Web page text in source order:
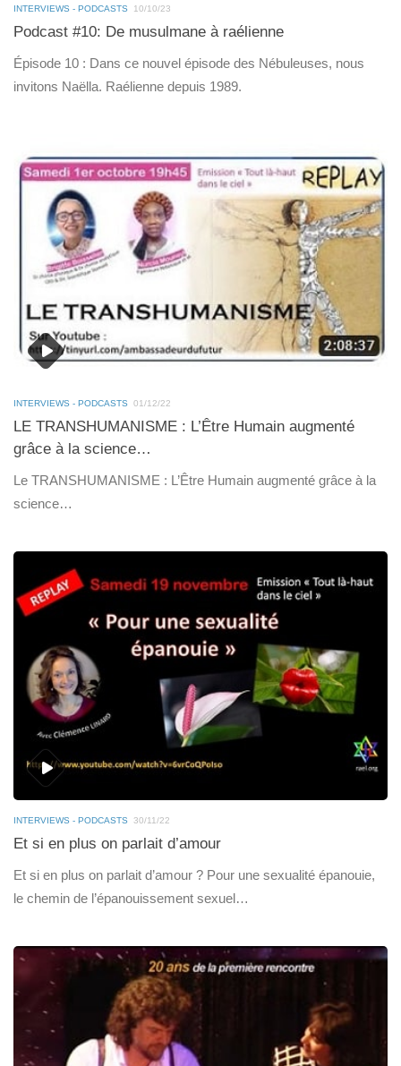
INTERVIEWS - PODCASTS 10/10/23
Podcast #10: De musulmane à raélienne
Épisode 10 : Dans ce nouvel épisode des Nébuleuses, nous
invitons Naëlla. Raélienne depuis 1989.
INTERVIEWS - PODCASTS 01/12/22
LE TRANSHUMANISME : L’Être Humain augmenté
grâce à la science…
Le TRANSHUMANISME : L’Être Humain augmenté grâce à la
science…
INTERVIEWS - PODCASTS 30/11/22
Et si en plus on parlait d’amour
Et si en plus on parlait d’amour ? Pour une sexualité épanouie,
le chemin de l’épanouissement sexuel…